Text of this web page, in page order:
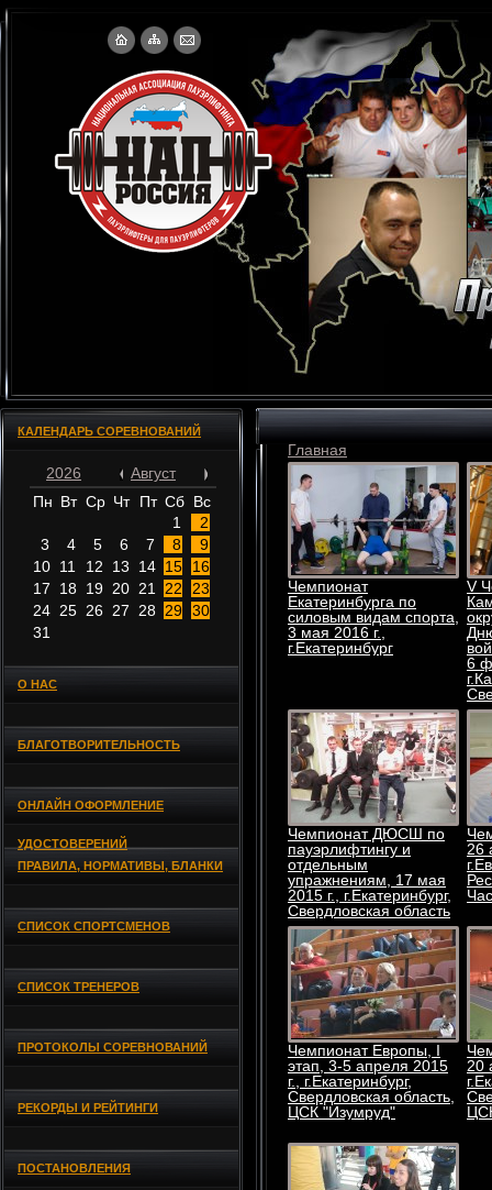
КАЛЕНДАРЬ СОРЕВНОВАНИЙ
2026
Август
Пн Вт Ср Чт Пт Сб Вс
1
2
3
4 5 6 7 8
9
10 11 12 13 14 15
16
17
18 19 20 21 22
23
24 25 26 27 28 29 30
31
О НАС
БЛАГОТВОРИТЕЛЬНОСТЬ
ОНЛАЙН ОФОРМЛЕНИЕ
УДОСТОВЕРЕНИЙ
ПРАВИЛА, НОРМАТИВЫ, БЛАНКИ
СПИСОК СПОРТСМЕНОВ
СПИСОК ТРЕНЕРОВ
ПРОТОКОЛЫ СОРЕВНОВАНИЙ
РЕКОРДЫ И РЕЙТИНГИ
ПОСТАНОВЛЕНИЯ
Главная
Чемпионат
Екатеринбурга по
силовым видам спорта,
3 мая 2016 г.,
г.Екатеринбург
V
6
Чемпионат ДЮСШ по
пауэрлифтингу и
отдельным
упражнениям, 17 мая
2015 г., г.Екатеринбург,
Свердловская область
26
Чемпионат Европы, I
этап, 3-5 апреля 2015
г., г.Екатеринбург,
Свердловская область,
ЦСК "Изумруд"
20